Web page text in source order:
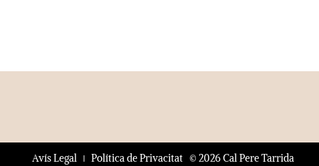
© 2026 Cal Pere Tarrida
Avís Legal Política de Privacitat